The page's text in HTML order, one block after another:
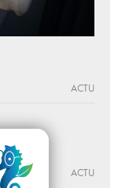
ACTU
ACTU